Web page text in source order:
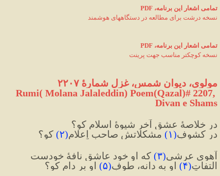
PDF ،تمامی اشعار این برنامه
نسخه درشت برای مطالعه در دستگاههای هوشمند
PDF ،تمامی اشعار این برنامه
نسخه کوچکتر مناسب جهت پرینت
مولوی، دیوان شمس، غزل شمارهٔ ۲۲۰۷
Rumi( Molana Jalaleddin) Poem(Qazal)# 2207,
Divan e Shams
در خلاصهٔ عشق آخر شیوهٔ اسلام کو؟
در کشوفِ(۱) مشکلاتش صاحبِ اِعلام(۲) کو؟
آهویِ عرشی(۳) که او خود عاشقِ نافهٔ خودست
التفاتِ(۴) او به دانه، طوفِ(۵) او بر دام کو؟